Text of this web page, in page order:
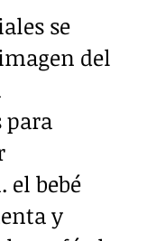
se
del
para
bebé
y